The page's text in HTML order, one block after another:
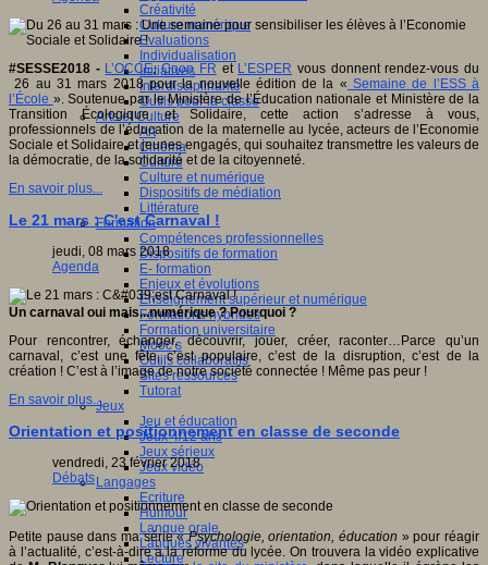
Créativité
Culture numérique
Evaluations
Individualisation
Initiatives
Interdisciplinarité
Outils pour la classe
Arts et Culture
Art
Cinéma
Culture
Culture et numérique
Dispositifs de médiation
Littérature
Formation
Compétences professionnelles
Dispositifs de formation
E- formation
Enjeux et évolutions
Enseignement supérieur et numérique
Formations hybrides
Formation universitaire
Mooc’s
Outils collaboratifs
Sites ressources
Tutorat
Jeux
Jeu et éducation
Jeux 4/12 ans
Jeux sérieux
Jeux vidéo
Langages
Ecriture
Humour
Langue orale
Langues vivantes
Lecture
#SESSE2018 - L’OCCE,Coop FR et L’ESPER vous donnent rendez-vous du
26 au 31 mars 2018 pour la nouvelle édition de la « Semaine de l’ESS à
l’École ». Soutenue par le Ministère de l’Éducation nationale et Ministère de la
Transition Écologique et Solidaire, cette action s’adresse à vous,
professionnels de l’éducation de la maternelle au lycée, acteurs de l’Economie
Sociale et Solidaire et jeunes engagés, qui souhaitez transmettre les valeurs de
la démocratie, de la solidarité et de la citoyenneté.
En savoir plus...
Le 21 mars : C'est Carnaval !
jeudi, 08 mars 2018
Agenda
Un carnaval oui mais...numérique ? Pourquoi ?
Pour rencontrer, échanger, découvrir, jouer, créer, raconter…Parce qu’un
carnaval, c’est une fête, c’est populaire, c’est de la disruption, c’est de la
création ! C’est à l’image de notre société connectée ! Même pas peur !
En savoir plus...
Orientation et positionnement en classe de seconde
vendredi, 23 février 2018
Débats
Petite pause dans ma série «Psychologie, orientation, éducation » pour réagir
à l’actualité, c’est-à-dire à la réforme du lycée. On trouvera la vidéo explicative